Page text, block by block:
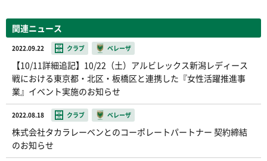
関連ニュース
2022.09.22 クラブ ベレーザ
【10/11詳細追記】10/22（土）アルビレックス新潟レディース
戦における東京都・北区・板橋区と連携した『女性活躍推進事
業』イベント実施のお知らせ
2022.08.18 クラブ ベレーザ
株式会社タカラレーベンとのコーポレートパートナー 契約締結
のお知らせ